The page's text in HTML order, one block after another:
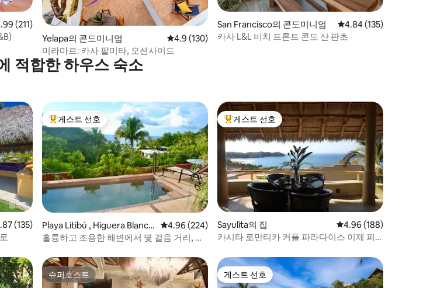
4.99점(5점 만점), 후기 211개
(211)
Yelapa의 콘도미니엄 평점 4.9점(5점 만점), 후기 130개
4.9 (130)
미라마르: 카사 팔미타, 오션사이드
San Francisco의 콘도미니엄 평점 4.84점(5점 만점),
4.84 (135)
카사 L&L 비치 프론트 콘도 산 판초
적합한 하우스 숙소
4.87점(5점 만점), 후기 135개
(135)
상위 게스트 선호
게스트 선호
Playa Litibú , Higuera Blanca,
Punta Mita의 집
평점 4.96점(5점 만점), 후기 224개
4.96 (224)
훌륭하고 조용한 해변에서 몇 걸음 거리, 초
상위 게스트 선호
게스트 선호
Sayulita의 집 평점 4.96점(5점 만점),
4.96 (188)
카시타 로만티카 커플 파라다이스 이제 피
슈퍼호스트
슈퍼호스트 게스트 선호
게스트 선호